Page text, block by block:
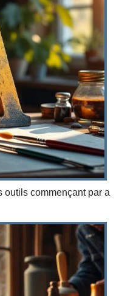
outils commençant par a